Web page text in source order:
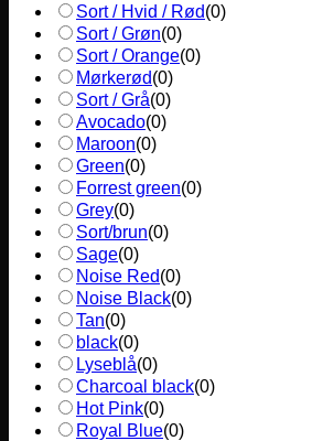
Sort / Hvid / Rød(0)
Sort / Grøn(0)
Sort / Orange(0)
Mørkerød(0)
Sort / Grå(0)
Avocado(0)
Maroon(0)
Green(0)
Forrest green(0)
Grey(0)
Sort/brun(0)
Sage(0)
Noise Red(0)
Noise Black(0)
Tan(0)
black(0)
Lyseblå(0)
Charcoal black(0)
Hot Pink(0)
Royal Blue(0)